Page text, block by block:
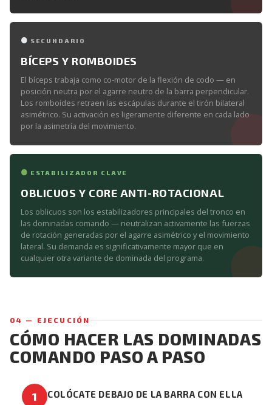
SECUNDARIO
BÍCEPS Y ROMBOIDES
El bíceps trabaja como co-motor de la flexión de codo — en
posición neutra por el agarre neutro de la barra perpendicular.
Los romboides retraen las escápulas durante el tirón bilateral
asimétrico. Su activación es ligeramente diferente en cada lado
por la asimetría del movimiento.
ESTABILIZADOR CLAVE
OBLICUOS Y CORE ANTI-ROTACIONAL
Los oblicuos son los estabilizadores principales del tronco en
las dominadas comando — neutralizan activamente las fuerzas
de rotación generadas por el agarre asimétrico y el movimiento
lateral. Su demanda es significativamente mayor que en
cualquier otra variante de dominada del programa.
04 — EJECUCIÓN
CÓMO HACER LAS DOMINADAS
COMANDO PASO A PASO
1
COLÓCATE DEBAJO DE LA BARRA CON ELLA